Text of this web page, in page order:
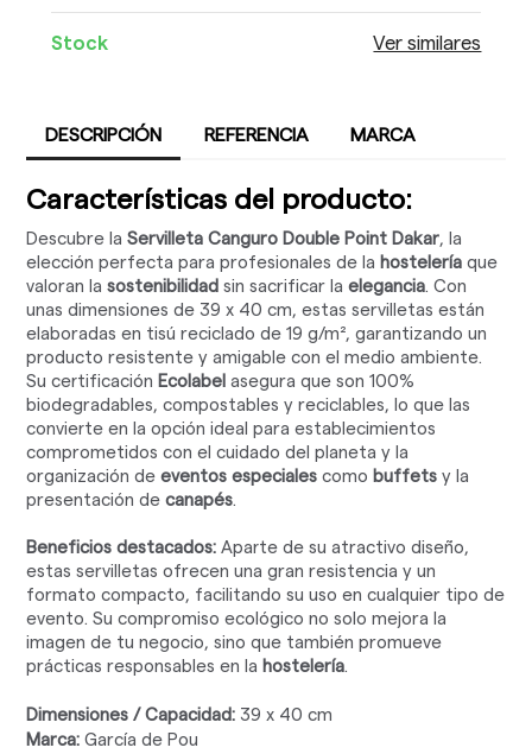
Stock Ver similares
DESCRIPCIÓN REFERENCIA MARCA
Características del producto:
Descubre laServilleta Canguro Double Point Dakar, la
elección perfecta para profesionales de la hostelería que
valoran lasostenibilidad sin sacrificar laelegancia. Con
unas dimensiones de 39 x 40 cm, estas servilletas están
elaboradas en tisú reciclado de 19 g/m², garantizando un
producto resistente y amigable con el medio ambiente.
Su certificación Ecolabel asegura que son 100%
biodegradables, compostables y reciclables, lo que las
convierte en la opción ideal para establecimientos
comprometidos con el cuidado del planeta y la
organización deeventos especiales como buffets y la
presentación decanapés.
Beneficios destacados: Aparte de su atractivo diseño,
estas servilletas ofrecen una gran resistencia y un
formato compacto, facilitando su uso en cualquier tipo de
evento. Su compromiso ecológico no solo mejora la
imagen de tu negocio, sino que también promueve
prácticas responsables en la hostelería.
Dimensiones / Capacidad: 39 x 40 cm
Marca: García de Pou